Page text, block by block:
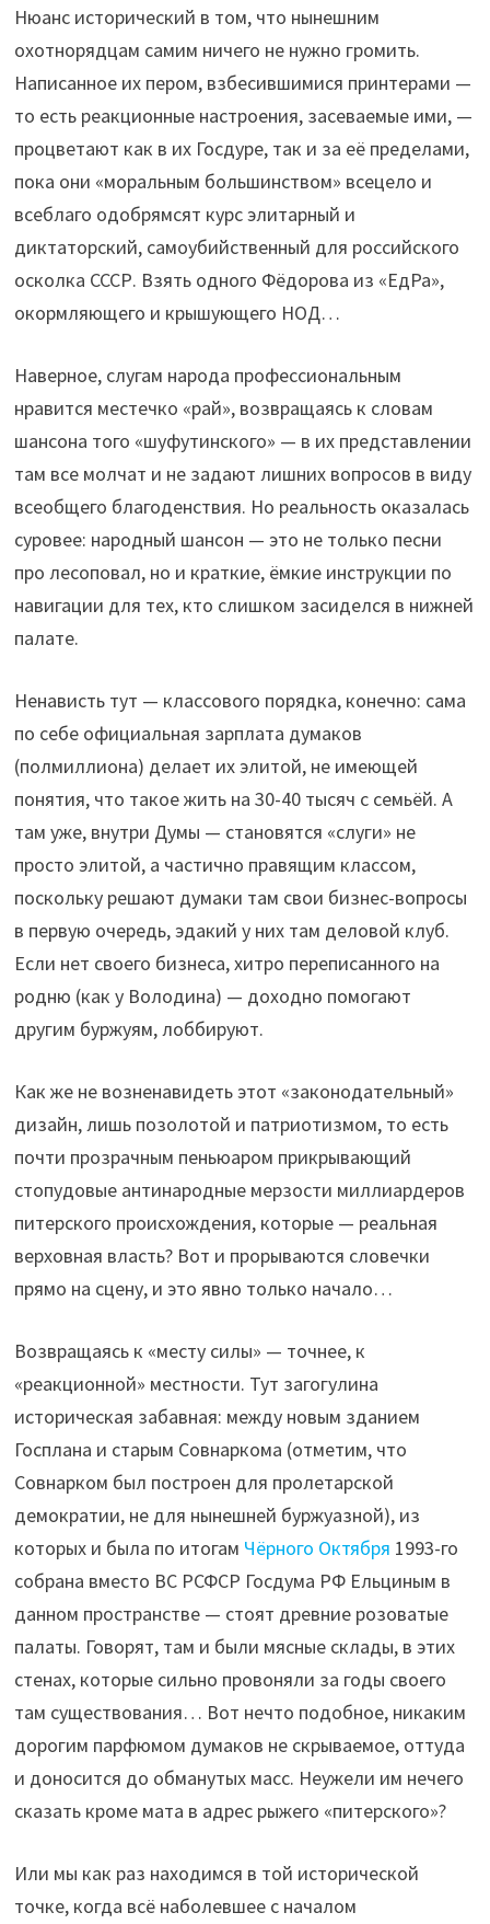
Нюанс исторический в том, что нынешним
охотнорядцам самим ничего не нужно громить.
Написанное их пером, взбесившимися принтерами —
то есть реакционные настроения, засеваемые ими, —
процветают как в их Госдуре, так и за её пределами,
пока они «моральным большинством» всецело и
всеблаго одобрямсят курс элитарный и
диктаторский, самоубийственный для российского
осколка СССР. Взять одного Фёдорова из «ЕдРа»,
окормляющего и крышующего НОД…
Наверное, слугам народа профессиональным
нравится местечко «рай», возвращаясь к словам
шансона того «шуфутинского» — в их представлении
там все молчат и не задают лишних вопросов в виду
всеобщего благоденствия. Но реальность оказалась
суровее: народный шансон — это не только песни
про лесоповал, но и краткие, ёмкие инструкции по
навигации для тех, кто слишком засиделся в нижней
палате.
Ненависть тут — классового порядка, конечно: сама
по себе официальная зарплата думаков
(полмиллиона) делает их элитой, не имеющей
понятия, что такое жить на 30-40 тысяч с семьёй. А
там уже, внутри Думы — становятся «слуги» не
просто элитой, а частично правящим классом,
поскольку решают думаки там свои бизнес-вопросы
в первую очередь, эдакий у них там деловой клуб.
Если нет своего бизнеса, хитро переписанного на
родню (как у Володина) — доходно помогают
другим буржуям, лоббируют.
Как же не возненавидеть этот «законодательный»
дизайн, лишь позолотой и патриотизмом, то есть
почти прозрачным пеньюаром прикрывающий
стопудовые антинародные мерзости миллиардеров
питерского происхождения, которые — реальная
верховная власть? Вот и прорываются словечки
прямо на сцену, и это явно только начало…
Возвращаясь к «месту силы» — точнее, к
«реакционной» местности. Тут загогулина
историческая забавная: между новым зданием
Госплана и старым Совнаркома (отметим, что
Совнарком был построен для пролетарской
демократии, не для нынешней буржуазной), из
которых и была по итогам Чёрного Октября 1993-го
собрана вместо ВС РСФСР Госдума РФ Ельциным в
данном пространстве — стоят древние розоватые
палаты. Говорят, там и были мясные склады, в этих
стенах, которые сильно провоняли за годы своего
там существования… Вот нечто подобное, никаким
дорогим парфюмом думаков не скрываемое, оттуда
и доносится до обманутых масс. Неужели им нечего
сказать кроме мата в адрес рыжего «питерского»?
Или мы как раз находимся в той исторической
точке, когда всё наболевшее с началом